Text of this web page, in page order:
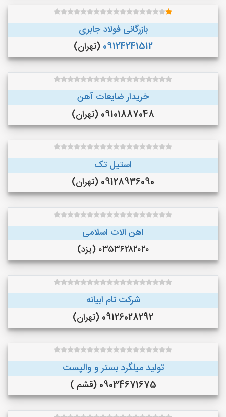
بازرگانی فولاد جابری
09124241512 (تهران)
خریدار ضایعات آهن
09101887048 (تهران)
استیل تک
09128936090 (تهران)
اهن الات اسلامی
۰۳۵۳۶۲۸۲۰۲۰ (یزد)
شرکت تام ابیانه
09126028292 (تهران)
تولید میلگرد بستر و والپست
09034671675 (قشم )